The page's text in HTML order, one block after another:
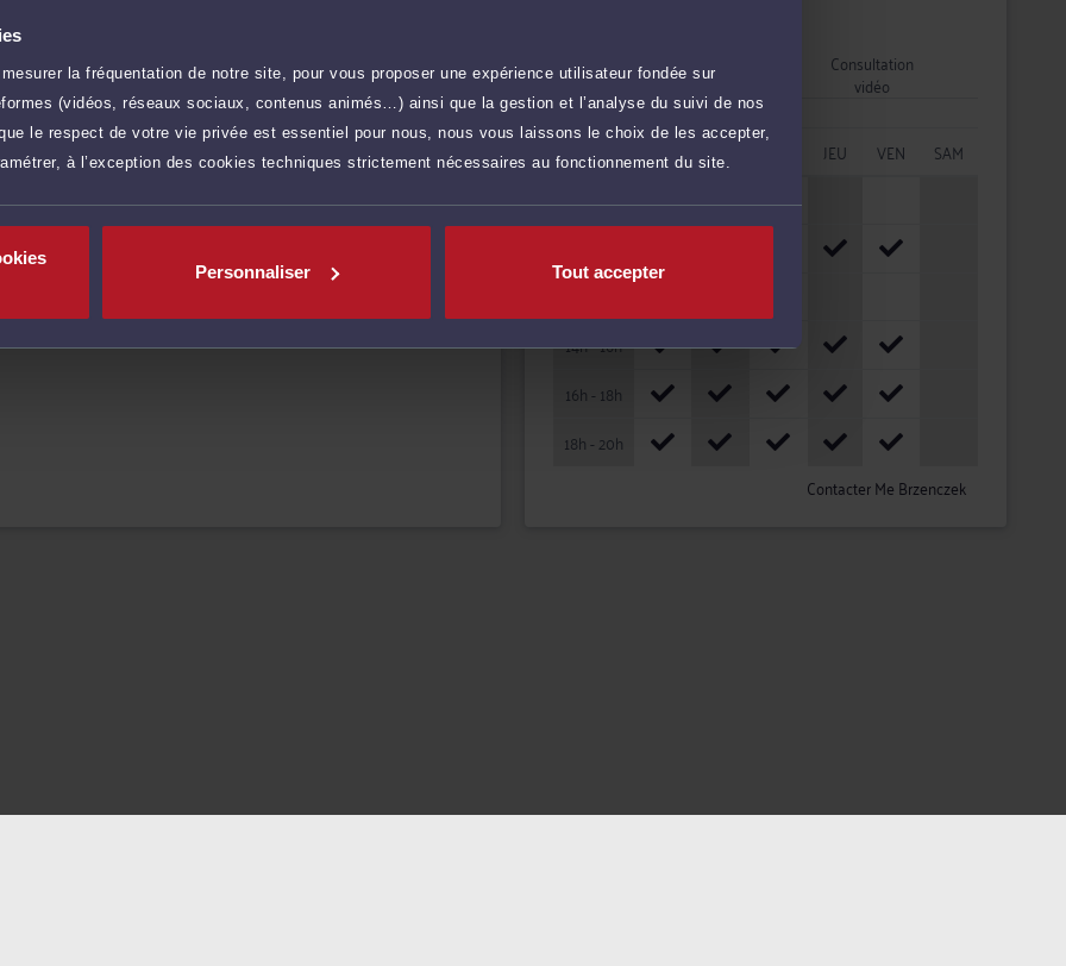
la fréquentation de notre site, pour vous proposer une expérience utilisateur fondée sur
(vidéos, réseaux sociaux, contenus animés…) ainsi que la gestion et l’analyse du suivi de nos
le respect de votre vie privée est essentiel pour nous, nous vous laissons le choix de les accepter,
à l’exception des cookies techniques strictement nécessaires au fonctionnement du site.
Personnaliser Tout accepter
une analyse sérieuse de votre situation. Une
transparents.
plus
70 € TTC Prendre RDV
70 €TTC Prendre RDV
Rendez-vous
cabinet
Consultation
vidéo
HORAIRES LUN MAR JEU VEN
SAM
08h - 10h
14h - 16h
16h - 18h
18h - 20h
Contacter Me Brzenczek